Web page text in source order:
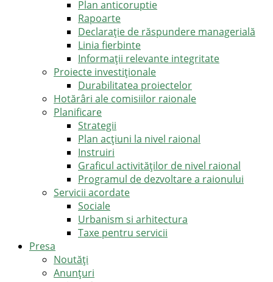
Plan anticoruptie
Rapoarte
Declarație de răspundere managerială
Linia fierbinte
Informații relevante integritate
Proiecte investiționale
Durabilitatea proiectelor
Hotărâri ale comisiilor raionale
Planificare
Strategii
Plan acțiuni la nivel raional
Instruiri
Graficul activităților de nivel raional
Programul de dezvoltare a raionului
Servicii acordate
Sociale
Urbanism si arhitectura
Taxe pentru servicii
Presa
Noutăţi
Anunţuri